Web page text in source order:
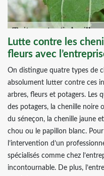
Lutte contre les
fleurs avec
On distingue quatre types de
absolument lutter contre ces
arbres, fleurs et potagers. Les
des potagers, la chenille noire
du séneçon, la chenille jaune
chou ou le papillon blanc.
l’intervention d’un
spécialisés comme chez
incontournable. De plus,